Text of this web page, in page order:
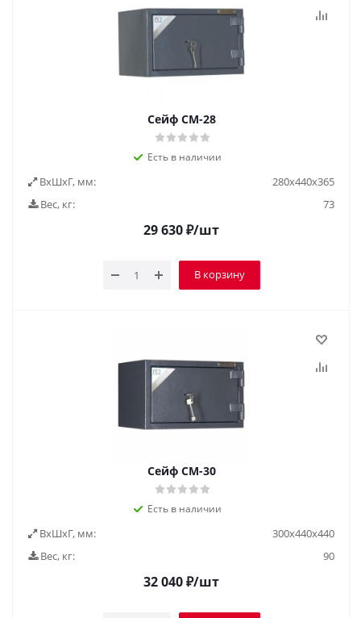
Сейф СМ-28
Есть в наличии
ВxШxГ, мм:
280х440х365
Вес, кг:
73
29 630₽/шт
В корзину
Сейф СМ-30
Есть в наличии
ВxШxГ, мм:
300х440х440
Вес, кг:
90
32 040₽/шт